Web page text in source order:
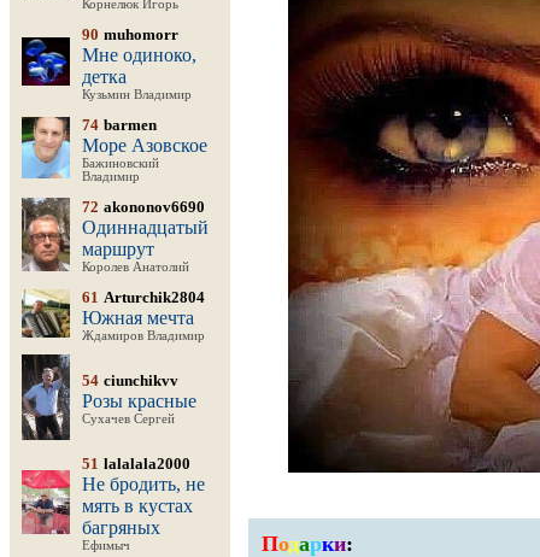
Корнелюк Игорь
90 muhomorr
Мне одиноко,
детка
Кузьмин Владимир
74 barmen
Море Азовское
Бажиновский
Владимир
72 akononov6690
Одиннадцатый
маршрут
Королев Анатолий
61 Arturchik2804
Южная мечта
Ждамиров Владимир
54 ciunchikvv
Розы красные
Сухачев Сергей
51 lalalala2000
Не бродить, не
мять в кустах
багряных
Ефимыч Подарки: